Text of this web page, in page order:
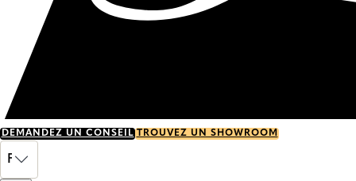
DEMANDEZ UN CONSEIL TROUVEZ UN SHOWROOM